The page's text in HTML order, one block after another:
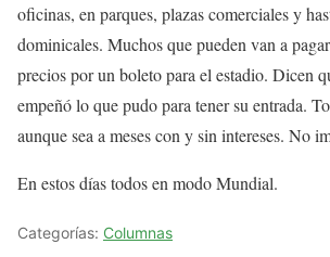
oficinas, en parques, plazas comerciales y
dominicales. Muchos que pueden van a
precios por un boleto para el estadio. Dicen
empeñó lo que pudo para tener su entrada.
aunque sea a meses con y sin intereses. No
En estos días todos en modo Mundial.
Categorías: Columnas